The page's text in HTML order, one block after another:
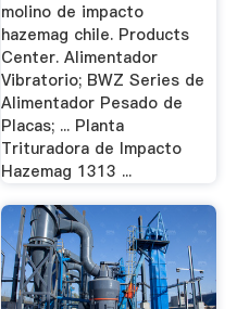
molino de impacto
hazemag chile. Products
Center. Alimentador
Vibratorio; BWZ Series de
Alimentador Pesado de
Placas; ... Planta
Trituradora de Impacto
Hazemag 1313 ...